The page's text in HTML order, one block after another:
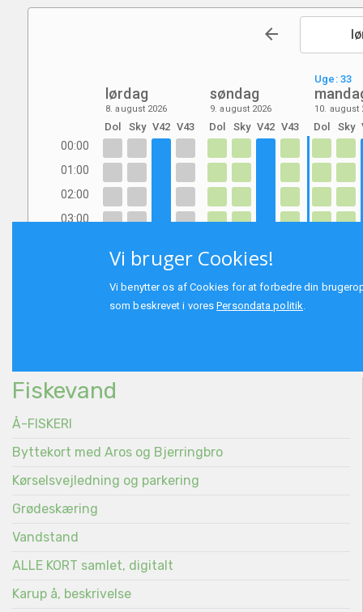
Fiskevand
Å-FISKERI
Byttekort med Aros og Bjerringbro
Kørselsvejledning og parkering
Grødeskæring
Vandstand
ALLE KORT samlet, digitalt
Karup å, beskrivelse